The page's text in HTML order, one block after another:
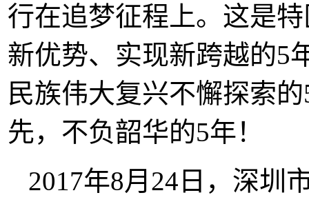
行在追梦征程上。这是
新优势、实现新跨越的5
民族伟大复兴不懈探索
先，不负韶华的5年！
2017年8月24日，深圳